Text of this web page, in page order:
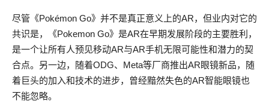
尽管《Pokémon Go》并不是真正意义上的AR，但业内对它的
共识是，《Pokemon Go》是AR在早期发展阶段的主要胜利，
是一个让所有人预见移动AR与AR手机无限可能性和潜力的契
合点。另一边，随着ODG、Meta等厂商推出AR眼镜新品，随
着巨头的加入和技术的进步，曾经黯然失色的AR智能眼镜也
不能忽略。